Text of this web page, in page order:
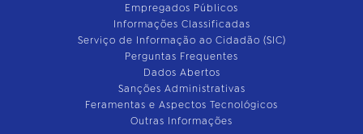
Empregados Públicos
Informações Classificadas
Serviço de Informação ao Cidadão (SIC)
Perguntas Frequentes
Dados Abertos
Sanções Administrativas
Feramentas e Aspectos Tecnológicos
Outras Informações